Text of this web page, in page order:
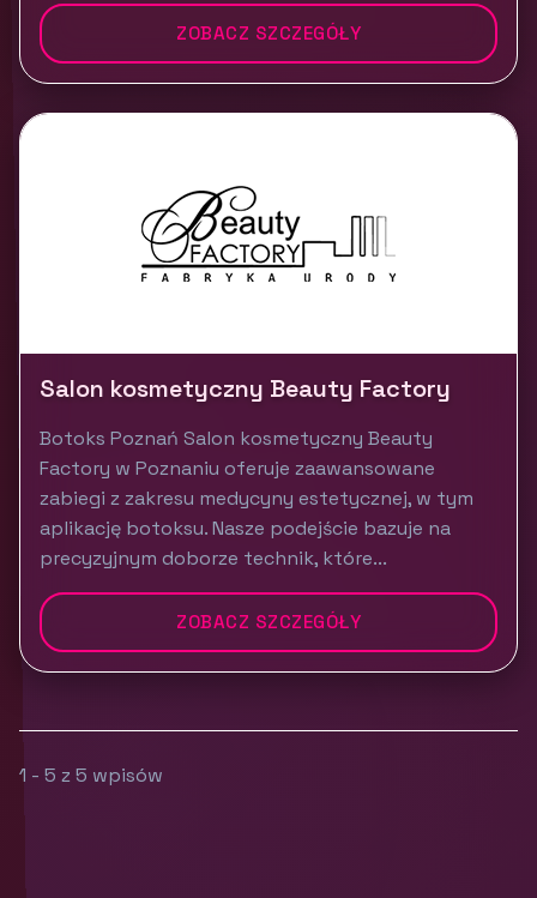
ZOBACZ SZCZEGÓŁY
Salon kosmetyczny Beauty Factory
Botoks Poznań Salon kosmetyczny Beauty
Factory w Poznaniu oferuje zaawansowane
zabiegi z zakresu medycyny estetycznej, w tym
aplikację botoksu. Nasze podejście bazuje na
precyzyjnym doborze technik, które...
ZOBACZ SZCZEGÓŁY
1 - 5 z 5 wpisów